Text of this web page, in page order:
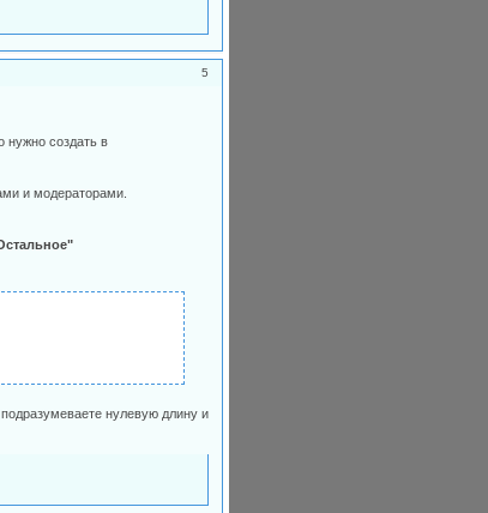
5
нужно создать в
и модераторами.
нулевую длину и